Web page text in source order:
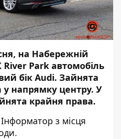
на Набережній
Park автомобіль
бік Audi. Зайнята
у напрямку центру. У
крайня права.
з місця